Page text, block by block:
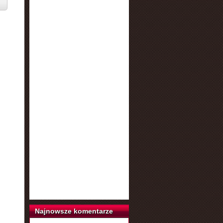
Najnowsze komentarze